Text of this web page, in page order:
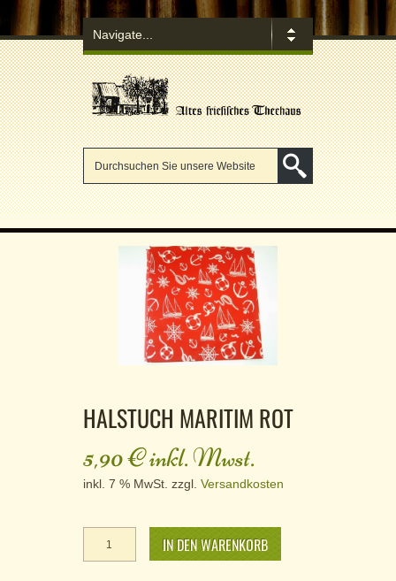
HALSTUCH MARITIM ROT
5,90€inkl. Mwst.
inkl. 7 % MwSt. zzgl. Versandkosten
Maritim
rot
IN DEN WARENKORB